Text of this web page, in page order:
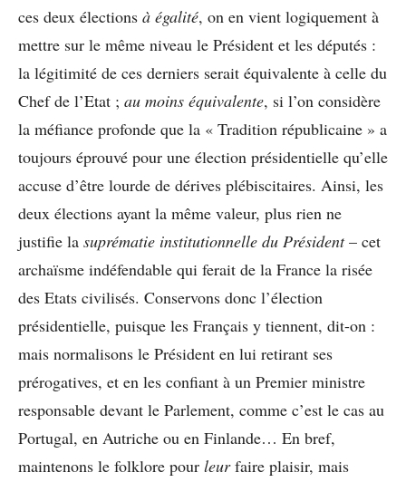
ces deux élections à égalité, on en vient logiquement à
mettre sur le même niveau le Président et les députés :
la légitimité de ces derniers serait équivalente à celle du
Chef de l’Etat ; au moins équivalente, si l’on considère
la méfiance profonde que la « Tradition républicaine » a
toujours éprouvé pour une élection présidentielle qu’elle
accuse d’être lourde de dérives plébiscitaires. Ainsi, les
deux élections ayant la même valeur, plus rien ne
justifie la suprématie institutionnelle du Président– cet
archaïsme indéfendable qui ferait de la France la risée
des Etats civilisés. Conservons donc l’élection
présidentielle, puisque les Français y tiennent, dit-on :
mais normalisons le Président en lui retirant ses
prérogatives, et en les confiant à un Premier ministre
responsable devant le Parlement, comme c’est le cas au
Portugal, en Autriche ou en Finlande… En bref,
maintenons le folklore pour leurfaire plaisir, mais